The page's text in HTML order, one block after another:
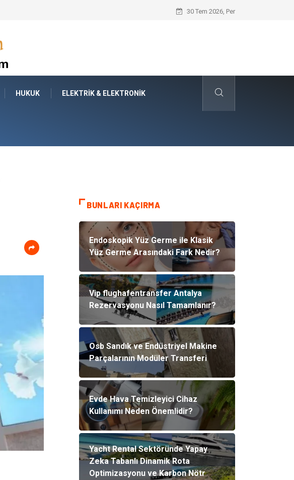
Evde Hava Temizleyici Cihaz Kullanımı
30 Tem 2026, Per
HUKUK ELEKTRIK & ELEKTRONIK
BUNLARI KAÇIRMA
Endoskopik Yüz Germe ile Klasik
Yüz Germe Arasındaki Fark Nedir?
Vip flughafentransfer Antalya
Rezervasyonu Nasıl Tamamlanır?
Osb Sandık ve Endüstriyel Makine
Parçalarının Modüler Transferi
Evde Hava Temizleyici Cihaz
Kullanımı Neden Önemlidir?
Yacht Rental Sektöründe Yapay
Zeka Tabanlı Dinamik Rota
Optimizasyonu ve Karbon Nötr